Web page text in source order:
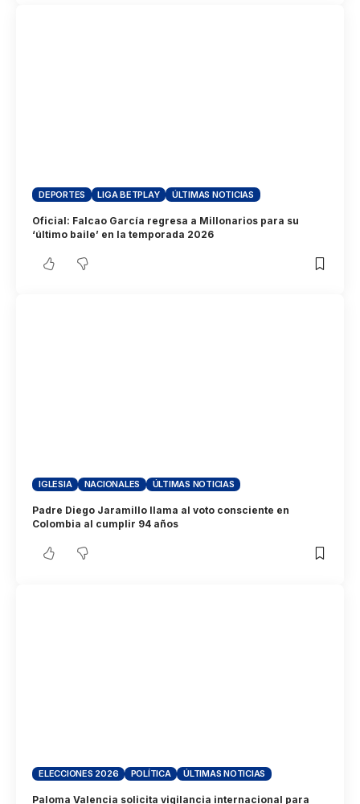
DEPORTES LIGA BETPLAY ÚLTIMAS NOTICIAS
Oficial: Falcao García regresa a Millonarios para su
‘último baile’ en la temporada 2026
IGLESIA NACIONALES ÚLTIMAS NOTICIAS
Padre Diego Jaramillo llama al voto consciente en
Colombia al cumplir 94 años
ELECCIONES 2026 POLÍTICA ÚLTIMAS NOTICIAS
Paloma Valencia solicita vigilancia internacional para